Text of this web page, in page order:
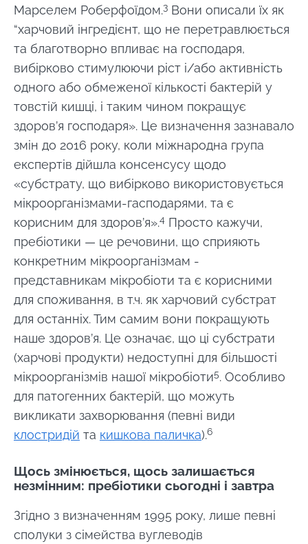
Марселем Роберфоїдом.3 Вони описали їх як
“харчовий інгредієнт, що не перетравлюється
та благотворно впливає на господаря,
вибірково стимулюючи ріст і/або активність
одного або обмеженої кількості бактерій у
товстій кишці, і таким чином покращує
здоров’я господаря». Це визначення зазнавало
змін до 2016 року, коли міжнародна група
експертів дійшла консенсусу щодо
«субстрату, що вибірково використовується
мікроорганізмами-гасподарями, та є
корисним для здоров’я».4 Просто кажучи,
пребіотики — це речовини, що сприяють
конкретним мікроорганізмам -
представникам мікробіоти та є корисними
для споживання, в т.ч. як харчовий субстрат
для останніх. Тим самим вони покращують
наше здоров’я. Це означає, що ці субстрати
(харчові продукти) недоступні для більшості
мікроорганізмів нашої мікробіоти5. Особливо
для патогенних бактерій, що можуть
викликати захворювання (певні види
клостридій та кишкова паличка).6
Щось змінюється, щось залишається
незмінним: пребіотики сьогодні і завтра
Згідно з визначенням 1995 року, лише певні
сполуки з сімейства вуглеводів